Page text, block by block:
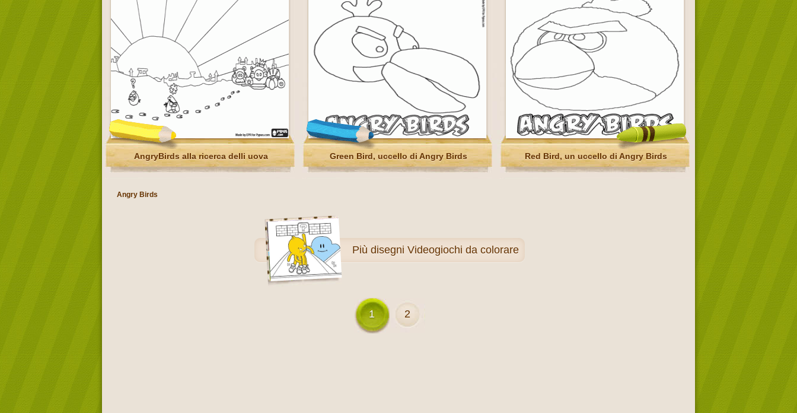
AngryBirds alla ricerca delli uova Green Bird, uccello di Angry Birds Red Bird, un uccello di Angry Birds
Angry Birds
Più disegni Videogiochi da colorare
1 2